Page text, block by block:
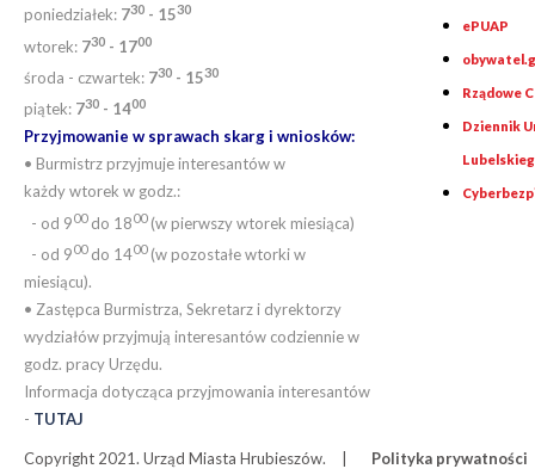
poniedziałek: 730 - 1530
wtorek: 730 - 1700
środa - czwartek: 730 - 1530
piątek: 730 - 1400
Przyjmowanie w sprawach skarg i wniosków:
• Burmistrz przyjmuje interesantów w
każdy wtorek w godz.:
- od 900do 1800(w pierwszy wtorek miesiąca)
- od 900do 1400(w pozostałe wtorki w
miesiącu).
• Zastępca Burmistrza, Sekretarz i dyrektorzy
wydziałów przyjmują interesantów codziennie w
godz. pracy Urzędu.
Informacja dotycząca przyjmowania interesantów
- TUTAJ
ePUAP
Rządowe
Dziennik
Copyright 2021. Urząd Miasta Hrubieszów. Polityka prywatności